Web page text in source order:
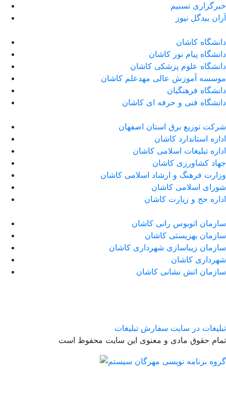
خبرگزاری تسنیم
آران بیدگل نیوز
دانشگاه کاشان
دانشگاه پیام نور کاشان
دانشگاه علوم پزشکی کاشان
موسسه آموزش عالی مهدعلم کاشان
دانشگاه فرهنگیان
دانشگاه فنی و حرفه ای کاشان
شرکت توزیع برق استان اصفهان
اداره استاندارد كاشان
اداره تبلیغات اسلامی کاشان
جهاد کشاورزی کاشان
وزارت فرهنگ و ارشاد اسلامی کاشان
شورای اسلامی کاشان
اداره حج و زیارت کاشان
سازمان اتوبوس رانی کاشان
سازمان بهزیستی کاشان
سازمان زیباسازی شهرداری کاشان
شهرداری کاشان
سازمان اتش نشانی کاشان
تبلیغات در سایت سفارش تبلیغات
تمام حقوق مادی و معنوی این سایت محفوظ است